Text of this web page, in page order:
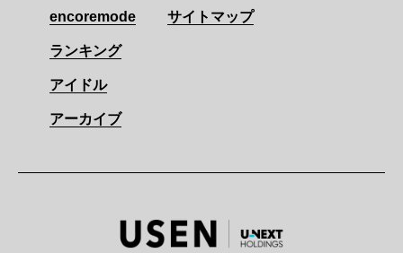
encoremode
ランキング
アイドル
アーカイブ
サイトマップ